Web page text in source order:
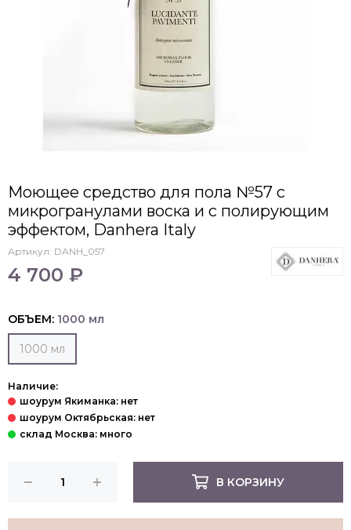
Моющее средство для пола №57 с
микрогранулами воска и c полирующим
эффектом, Danhera Italy
Артикул: DANH_057
4 700 ₽
ОБЪЕМ: 1000 мл
1000 мл
Наличие:
В КОРЗИНУ